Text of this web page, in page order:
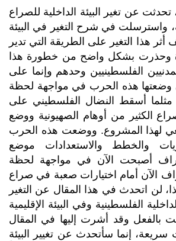
o r p
p
عن تغير البيئة الداخلية للصراع
واسترسلت في شرح التغير في البيئة
هذا التغير على الطريقة التي تدير
وحذرت بشكل واضح من خطورة هذا
الفلسطينيين وحدهم وإنما على
وضعتها هذه الحرب في مواجهة لحظة
أسقط النضال الفلسطيني على
الكثير من أوهام الصهيونية ووضع
لهذا المشروع. ووضعت هذه الحرب
والخطط والاستعدادات موضع
أصبحت الآن في مواجهة لحظة
الآن أمام اختيارات صعبة في صراع
لن اتحدث في هذا المقال عن التغير
الفلسطينية وفي البيئة الإقليمية
بالفعل وقد أشرت إليها في المقال
إنما سأتحدث عن تغيير البيئة